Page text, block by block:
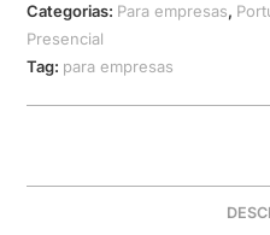
Categorias: Para empresas,
Presencial
Tag: para empresas